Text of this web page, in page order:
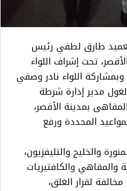
طارق لطفي رئيس
تحت إشراف اللواء
اللواء نادر وصفي
مدير إدارة شرطة
بمدينة الأقصر،
المحددة ورفع
والخليج والتليفزيون،
والمقاهي والكافتيريات